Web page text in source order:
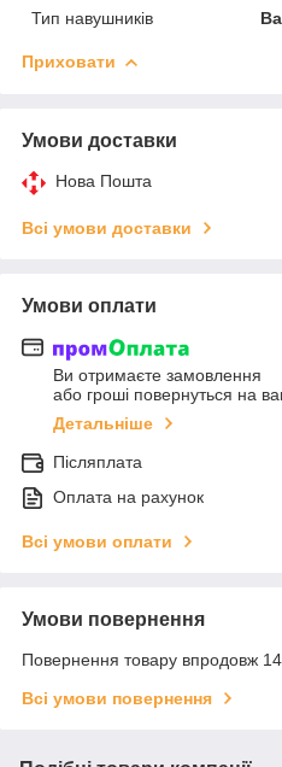
Тип навушників
Приховати
Умови доставки
Нова Пошта
Всі умови доставки
Умови оплати
Ви отримаєте замовлення
або гроші повернуться на
Детальніше
Післяплата
Оплата на рахунок
Всі умови оплати
Умови повернення
Повернення товару впродовж 14
Всі умови повернення